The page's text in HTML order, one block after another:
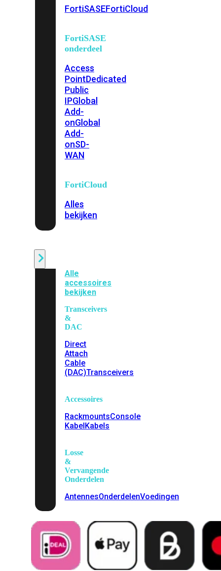
FortiSASEFortiCloud
FortiSASE
onderdeel
Access
PointDedicated
Public
IPGlobal
Add-
onGlobal
Add-
onSD-
WAN
FortiCloud
Alles
bekijken
Alle
accessoires
bekijken
Transceivers
&
DAC
Direct
Attach
Cable
(DAC)Transceivers
Accessoires
RackmountsConsole
KabelKabels
Losse
&
Vervangende
Onderdelen
AntennesOnderdelenVoedingen